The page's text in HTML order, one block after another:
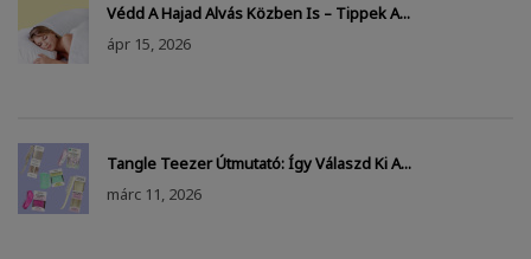
Védd A Hajad Alvás Közben Is – Tippek A...
ápr 15, 2026
Tangle Teezer Útmutató: Így Válaszd Ki A...
márc 11, 2026